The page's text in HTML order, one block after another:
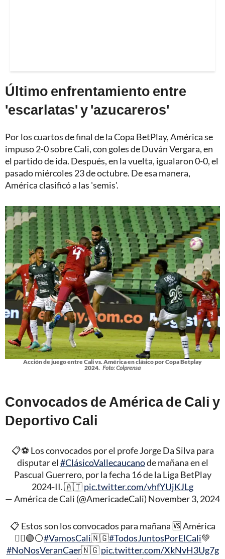
Último enfrentamiento entre
'escarlatas' y 'azucareros'
Por los cuartos de final de la Copa BetPlay, América se
impuso 2-0 sobre Cali, con goles de Duván Vergara, en
el partido de ida. Después, en la vuelta, igualaron 0-0, el
pasado miércoles 23 de octubre. De esa manera,
América clasificó a las 'semis'.
Acción de juego entre Cali vs. América en clásico por Copa Betplay
2024. Foto: Colprensa
Convocados de América de Cali y
Deportivo Cali
📋⚽️ Los convocados por el profe Jorge Da Silva para
disputar el #ClásicoVallecaucanode mañana en el
Pascual Guerrero, por la fecha 16 de la Liga BetPlay
2024-II. 🇦🇹pic.twitter.com/vhfYUjKJLg
— América de Cali (@AmericadeCali) November 3, 2024
📋 Estos son los convocados para mañana 🆚 América
✊🏻🟢⚪️#VamosCali🇳🇬#TodosJuntosPorElCali💚
#NoNosVeranCaer🇳🇬pic.twitter.com/XkNvH3Ug7g